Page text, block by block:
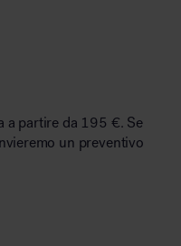
a partire da 195 €. Se
un preventivo